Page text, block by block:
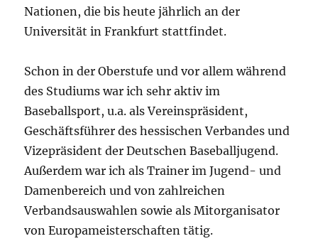
Nationen, die bis heute jährlich an der
Universität in Frankfurt stattfindet.
Schon in der Oberstufe und vor allem während
des Studiums war ich sehr aktiv im
Baseballsport, u.a. als Vereinspräsident,
Geschäftsführer des hessischen Verbandes und
Vizepräsident der Deutschen Baseballjugend.
Außerdem war ich als Trainer im Jugend- und
Damenbereich und von zahlreichen
Verbandsauswahlen sowie als Mitorganisator
von Europameisterschaften tätig.